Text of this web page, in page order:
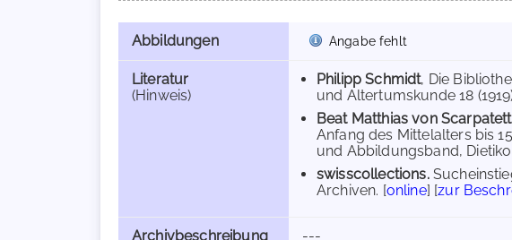
Abbildungen Angabe fehlt
Literatur
(Hinweis)
Philipp Schmidt, Die
und Altertumskunde 18
Beat Matthias von
Anfang des Mittelalters bis
und Abbildungsband,
swisscollections.
Archiven. [online] [zur
Archivbeschreibung ---